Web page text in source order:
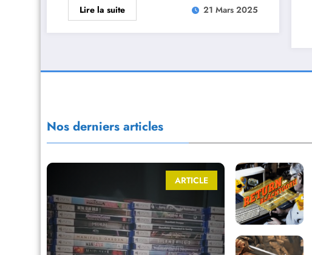
Lire la suite 21 Mars 2025
Nos derniers articles
ARTICLE